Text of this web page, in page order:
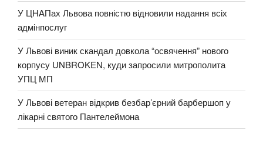
У ЦНАПах Львова повністю відновили надання всіх
адмінпослуг
У Львові виник скандал довкола “освячення” нового
корпусу UNBROKEN, куди запросили митрополита
УПЦ МП
У Львові ветеран відкрив безбар’єрний барбершоп у
лікарні святого Пантелеймона